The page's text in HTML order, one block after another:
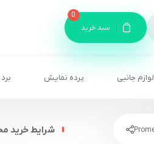
سبد خرید
0
لوازم جانبی پرده نمایش
شرایط خرید